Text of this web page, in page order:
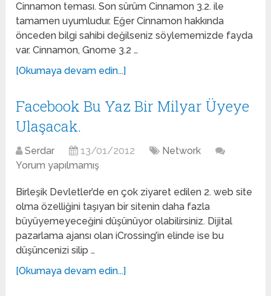
Cinnamon teması. Son sürüm Cinnamon 3.2. ile
tamamen uyumludur. Eğer Cinnamon hakkında
önceden bilgi sahibi değilseniz söylememizde fayda
var. Cinnamon, Gnome 3.2 …
[Okumaya devam edin...]
Facebook Bu Yaz Bir Milyar Üyeye
Ulaşacak.
Serdar 13/01/2012
Network
Yorum yapılmamış
Birleşik Devletler’de en çok ziyaret edilen 2. web site
olma özelliğini taşıyan bir sitenin daha fazla
büyüyemeyeceğini düşünüyor olabilirsiniz. Dijital
pazarlama ajansı olan iCrossing’in elinde ise bu
düşüncenizi silip …
[Okumaya devam edin...]